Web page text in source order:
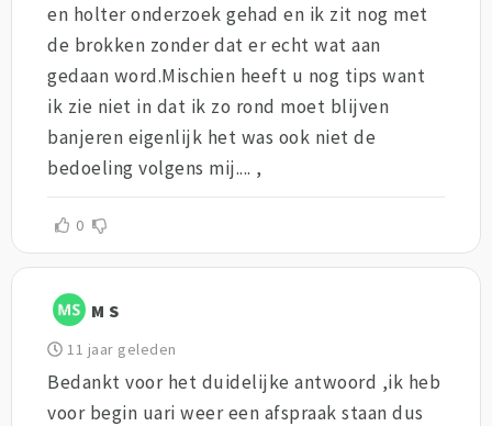
en holter onderzoek gehad en ik zit nog met
de brokken zonder dat er echt wat aan
gedaan word.Mischien heeft u nog tips want
ik zie niet in dat ik zo rond moet blijven
banjeren eigenlijk het was ook niet de
bedoeling volgens mij.... ,
0
M S
11 jaar geleden
Bedankt voor het duidelijke antwoord ,ik heb
voor begin uari weer een afspraak staan dus